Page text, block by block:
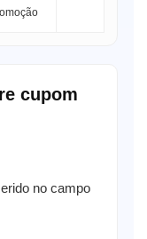
cupom
no campo